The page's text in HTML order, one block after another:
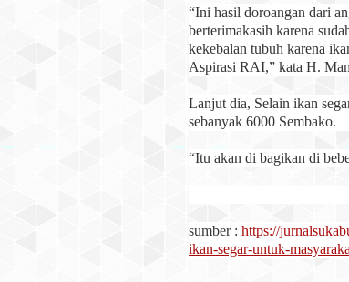
“Ini hasil doroangan dari
berterimakasih karena
kekebalan tubuh karena
Aspirasi RAI,” kata H.
Lanjut dia, Selain ikan
sebanyak 6000 Sembako.
“Itu akan di bagikan di
sumber : https://
ikan-segar-untuk-